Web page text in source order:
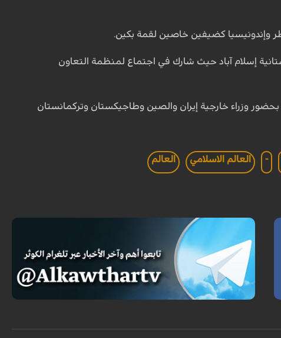
وإندونيسيا كضيفين خاصين لقمة بكين.
إسلام آباد حيث شارك في اجتماع لمنظمة التعاون
دول جوار أفغانستان في طهران يوم 26 نوفمبر الماضي، بحضور وزراء خارجية إيران والصين وطاجيكستان وتركمانستان
- العالم الاسلامي العالم